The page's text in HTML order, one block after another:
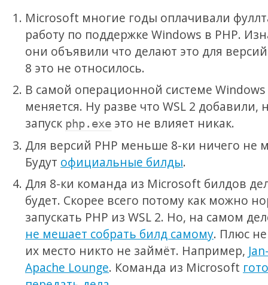
Microsoft многие годы оплачивали
работу по поддержке Windows в PHP.
они объявили что делают это для версий
8 это не относилось.
В самой операционной системе
меняется. Ну разве что WSL 2 добавили,
запуск php.exe это не влияет никак.
Для версий PHP меньше 8-ки ничего не
Будут официальные билды.
Для 8-ки команда из Microsoft билдов
будет. Скорее всего потому как можно
запускать PHP из WSL 2. Но, на самом
не мешает собрать билд самому. Плюс
их место никто не займёт. Например,
Apache Lounge. Команда из Microsoft